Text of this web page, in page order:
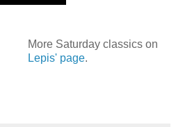
More Saturday classics on
Lepis' page.